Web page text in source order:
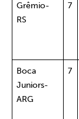
Grêmio-
RS
7
Boca
Juniors-
ARG
7